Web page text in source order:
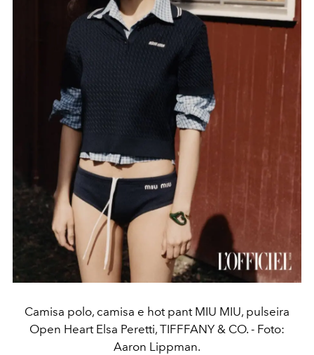
Camisa polo, camisa e hot pant MIU MIU, pulseira
Open Heart Elsa Peretti, TIFFFANY & CO. - Foto:
Aaron Lippman.